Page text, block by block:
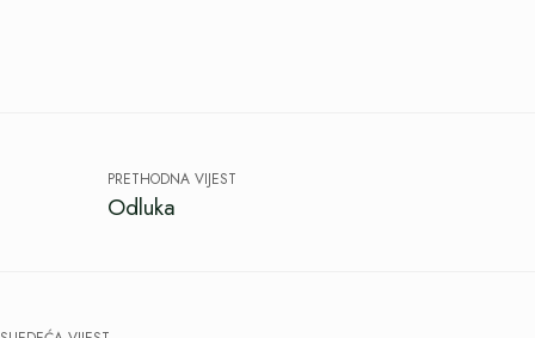
PRETHODNA VIJEST
Odluka